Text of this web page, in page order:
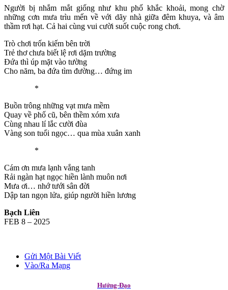
Người bị nhắm mắt giống như khu phố khắc khoải, mong chờ
những cơn mưa trìu mến về với dãy nhà giữa đêm khuya, và âm
thầm rơi hạt. Cả hai cùng vui cười suốt cuộc rong chơi.
Trò chơi trốn kiếm bên trời
Trẻ thơ chưa biết lệ rơi dặm trường
Đứa thì úp mặt vào tường
Cho năm, ba đứa tìm đường… đứng im
*
Buồn trông những vạt mưa mềm
Quay về phố cũ, bên thềm xóm xưa
Cùng nhau lí lắc cười đùa
Vàng son tuổi ngọc… qua mùa xuân xanh
*
Cám ơn mưa lạnh vắng tanh
Rải ngàn hạt ngọc hiền lành muôn nơi
Mưa ơi… nhớ tưới sân đời
Dập tan ngọn lửa, giúp người hiền lương
Bạch Liên
FEB 8 – 2025
Gửi Một Bài Viết
Vào/Ra Mạng
Hướng-Đạo